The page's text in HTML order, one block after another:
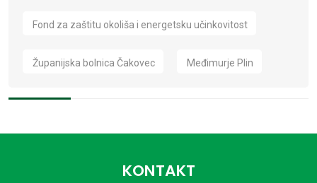
Fond za zaštitu okoliša i energetsku učinkovitost
Županijska bolnica Čakovec Međimurje Plin
KONTAKT